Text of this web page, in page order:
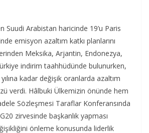
Suudi Arabistan haricinde 19’u Paris
emisyon azaltım katkı planlarını
Meksika, Arjantin, Endonezya,
indirim taahhüdünde bulunurken,
kadar değişik oranlarda azaltım
verdi. Hâlbuki Ülkemizin önünde hem
Sözleşmesi Taraflar Konferansında
zirvesinde başkanlık yapması
önleme konusunda liderlik